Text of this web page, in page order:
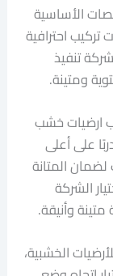
الأساسية
احترافية
تنفيذ
ومتينة.
ارضيات خشب
على أعلى
المتانة
الشركة
وأنيقة.
الخشبية،